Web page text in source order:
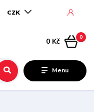
Menu
CZK
0
0 Kč